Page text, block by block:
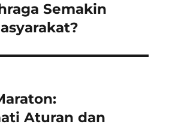
Semakin
Aturan dan